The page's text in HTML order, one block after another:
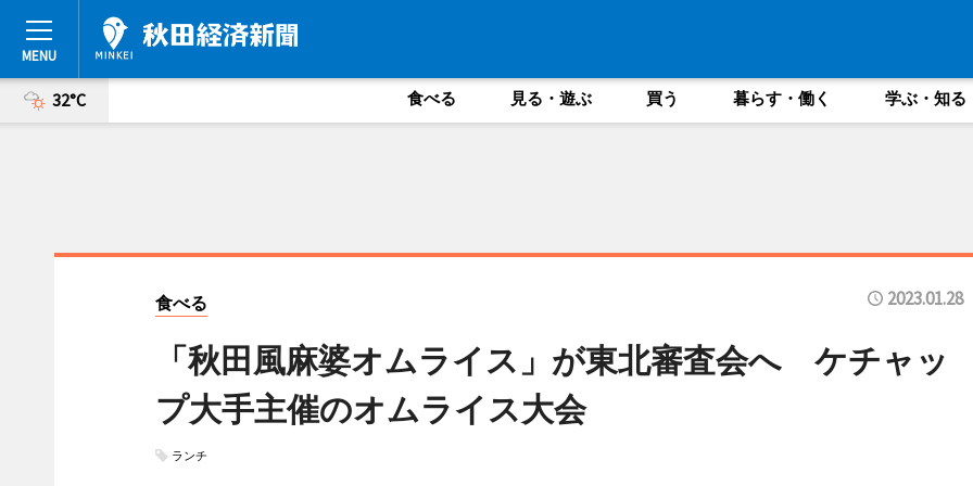
32°C 食べる 見る・遊ぶ 買う 暮らす・働く 学ぶ・知る
食べる 2023.01.28
「秋田風麻婆オムライス」が東北審査会へ ケチャッ
プ大手主催のオムライス大会
ランチ